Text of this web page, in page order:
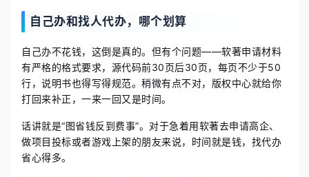
自己办和找人代办，哪个划算
自己办不花钱，这倒是真的。但有个问题——软著申请材料
有严格的格式要求，源代码前30页后30页，每页不少于50
行，说明书也得写得规范。稍微有点不对，版权中心就给你
打回来补正，一来一回又是时间。
话讲就是“图省钱反到费事”。对于急着用软著去申请高企、
做项目投标或者游戏上架的朋友来说，时间就是钱，找代办
省心得多。